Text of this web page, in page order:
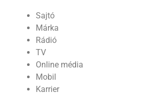
Sajtó
Márka
Rádió
TV
Online média
Mobil
Karrier